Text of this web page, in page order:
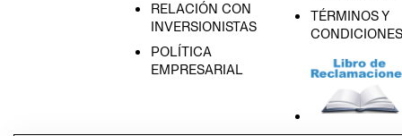
RELACIÓN CON
INVERSIONISTAS
POLÍTICA
EMPRESARIAL
TÉRMINOS Y
CONDICIONES